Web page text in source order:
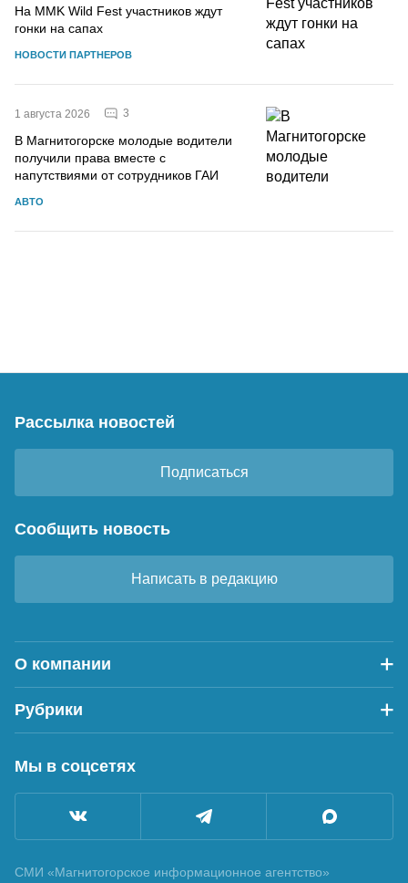
На MMK Wild Fest участников ждут
гонки на сапах
НОВОСТИ ПАРТНЕРОВ
1 августа 2026 3
В Магнитогорске молодые водители
получили права вместе с
напутствиями от сотрудников ГАИ
АВТО
Рассылка новостей
Подписаться
Сообщить новость
Написать в редакцию
О компании
Рубрики
Мы в соцсетях
СМИ «Магнитогорское информационное агентство»